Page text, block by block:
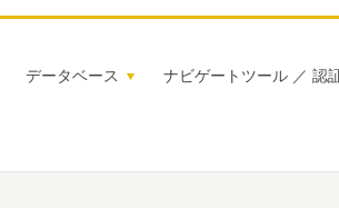
データベース ナビゲートツール ／ 認